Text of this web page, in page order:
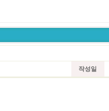
작성일